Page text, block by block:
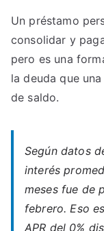
Un préstamo
consolidar y
pero es una
la deuda que
de saldo.
Según datos
interés
meses fue de
febrero. Eso
APR del 0%